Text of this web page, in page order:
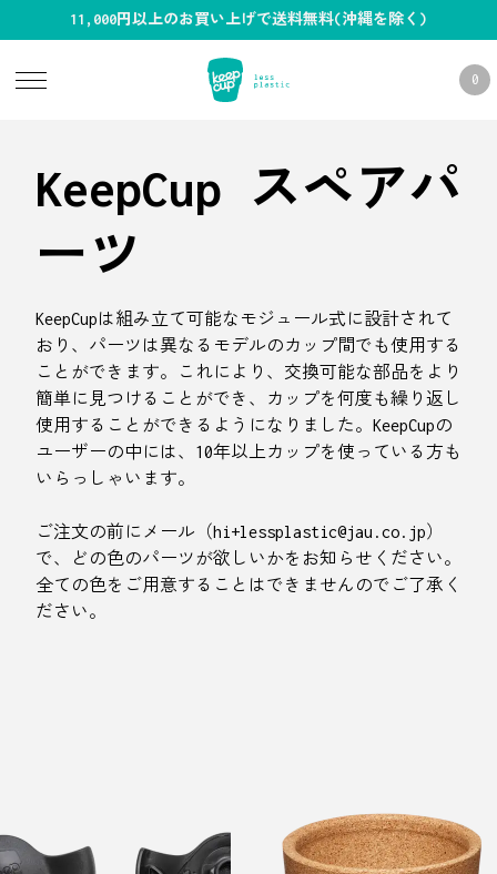
11,000円以上のお買い上げで送料無料(沖縄を除く)
0
KeepCup スペアパ
ーツ
KeepCupは組み立て可能なモジュール式に設計されて
おり、パーツは異なるモデルのカップ間でも使用する
ことができます。これにより、交換可能な部品をより
簡単に見つけることができ、カップを何度も繰り返し
使用することができるようになりました。KeepCupの
ユーザーの中には、10年以上カップを使っている方も
いらっしゃいます。
ご注文の前にメール（hi+lessplastic@jau.co.jp）
で、どの色のパーツが欲しいかをお知らせください。
全ての色をご用意することはできませんのでご了承く
ださい。